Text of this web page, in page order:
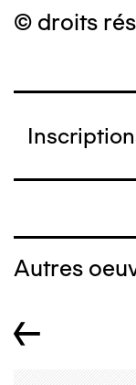
© droits
Autres
←